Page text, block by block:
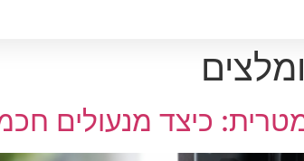
כיצד מנעולים